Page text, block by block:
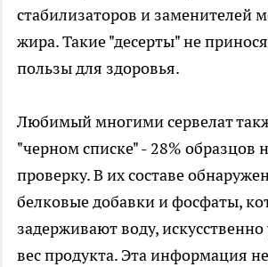
стабилизаторов и заменителей
жира. Такие "десерты" не
пользы для здоровья.
Любимый многими сервелат
"черном списке" - 28% образцов
проверку. В их составе
белковые добавки и фосфаты,
задерживают воду,
вес продукта. Эта информация